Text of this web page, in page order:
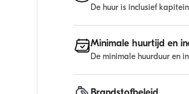
De huur is inclusief
Minimale huurtijd en
De minimale huurduur en